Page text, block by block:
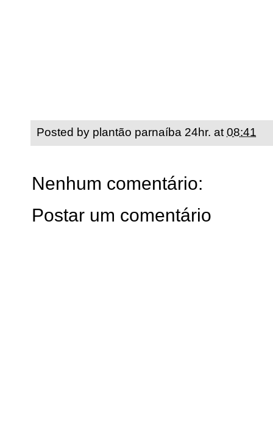
Posted by plantão parnaíba 24hr. at 08:41
Nenhum comentário:
Postar um comentário